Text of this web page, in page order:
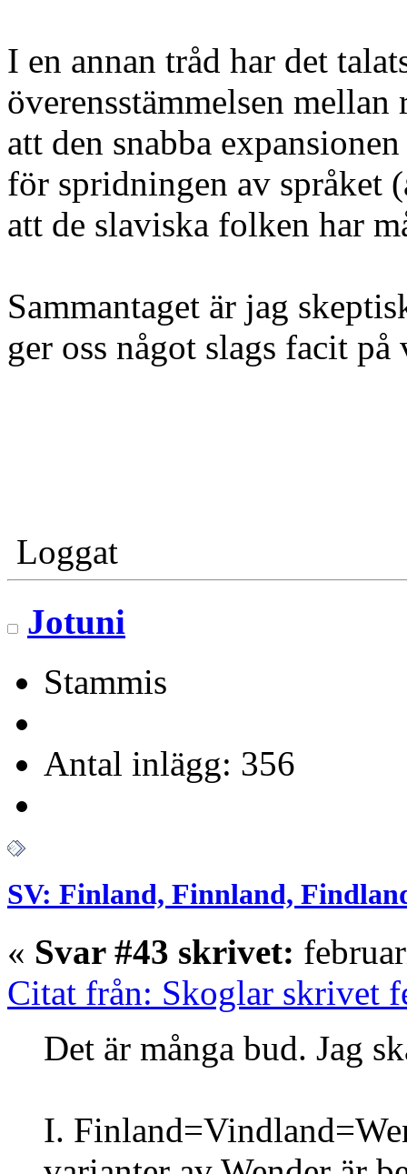
I en annan tråd har det
överensstämmelsen
att den snabba
för spridningen av språket
att de slaviska folken har
Sammantaget är jag
ger oss något slags facit på
Loggat
Jotuni
Stammis
Antal inlägg: 356
SV: Finland, Finnland,
« Svar #43 skrivet:
Citat från: Skoglar skrivet
Det är många bud. Jag
I.